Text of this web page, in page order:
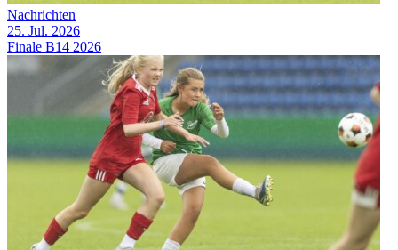
Nachrichten
25. Jul. 2026
Finale B14 2026